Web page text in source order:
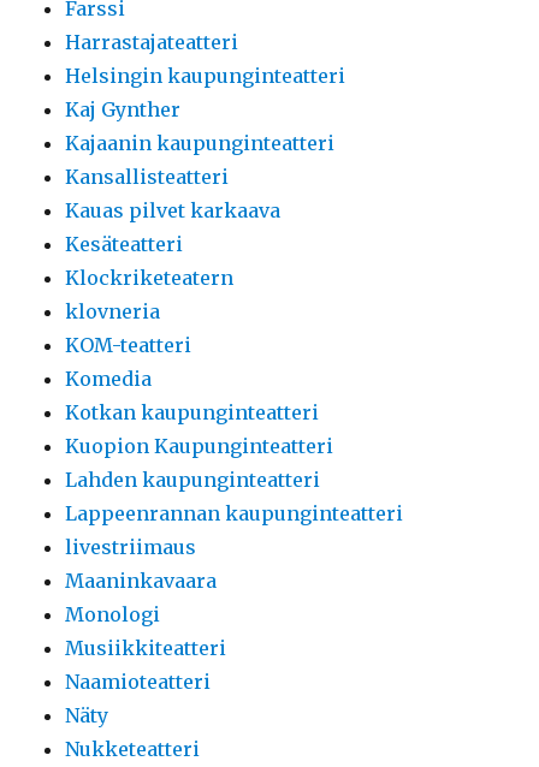
Farssi
Harrastajateatteri
Helsingin kaupunginteatteri
Kaj Gynther
Kajaanin kaupunginteatteri
Kansallisteatteri
Kauas pilvet karkaava
Kesäteatteri
Klockriketeatern
klovneria
KOM-teatteri
Komedia
Kotkan kaupunginteatteri
Kuopion Kaupunginteatteri
Lahden kaupunginteatteri
Lappeenrannan kaupunginteatteri
livestriimaus
Maaninkavaara
Monologi
Musiikkiteatteri
Naamioteatteri
Näty
Nukketeatteri